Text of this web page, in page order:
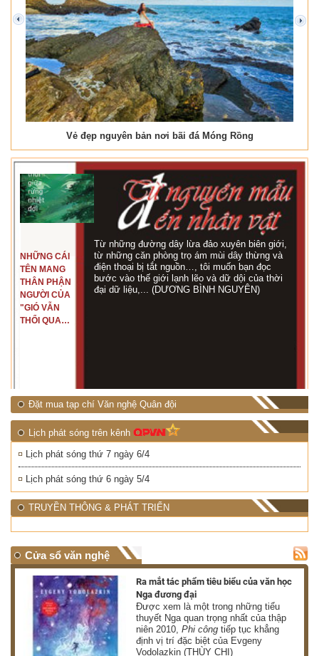
Vẻ đẹp nguyên bản nơi bãi đá Móng Rồng
prev next
NHỮNG CÁI
TÊN MANG
THÂN PHẬN
NGƯỜI CỦA
"GIÓ VẪN
THỔI QUA
Từ những đường dây lừa đảo xuyên biên giới,
từ những căn phòng trọ ám mùi dây thừng và
điện thoại bị tắt nguồn…, tôi muốn bạn đọc
bước vào thế giới lạnh lẽo và dữ dội của thời
đại dữ liệu,... (DƯƠNG BÌNH NGUYÊN)
Đặt mua tạp chí Văn nghệ Quân đội
Lịch phát sóng trên kênh
Lịch phát sóng thứ 7 ngày 6/4
Lịch phát sóng thứ 6 ngày 5/4
TRUYỀN THÔNG & PHÁT TRIỂN
Cửa sổ văn nghệ
Ra mắt tác phẩm tiêu biểu của văn học
Nga đương đại
Được xem là một trong những tiểu
thuyết Nga quan trọng nhất của thập
niên 2010,Phi công tiếp tục khẳng
định vị trí đặc biệt của Evgeny
Vodolazkin (THÙY CHI)